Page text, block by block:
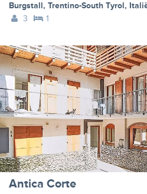
Burgstall, Trentino-South Tyrol,
3
1
Antica Corte